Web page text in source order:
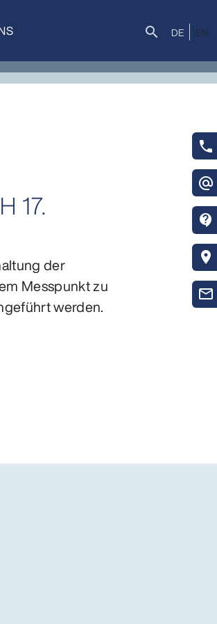
Suche
search DE EN
phone
alternate_email
contact_support
location_on
mail_outline
17.
der
Messpunkt zu
werden.